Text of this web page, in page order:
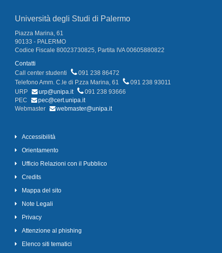
Università degli Studi di Palermo
Piazza Marina, 61
90133 - PALERMO
Codice Fiscale 80023730825, Partita IVA 00605880822
Contatti
Call center studenti
091 238 86472
Telefono Amm. C.le di P.zza Marina, 61
091 238 93011
URP
urp@unipa.it
091 238 93666
PEC
pec@cert.unipa.it
Webmaster
webmaster@unipa.it
Accessibilità
Orientamento
Ufficio Relazioni con il Pubblico
Credits
Mappa del sito
Note Legali
Privacy
Attenzione al phishing
Elenco siti tematici